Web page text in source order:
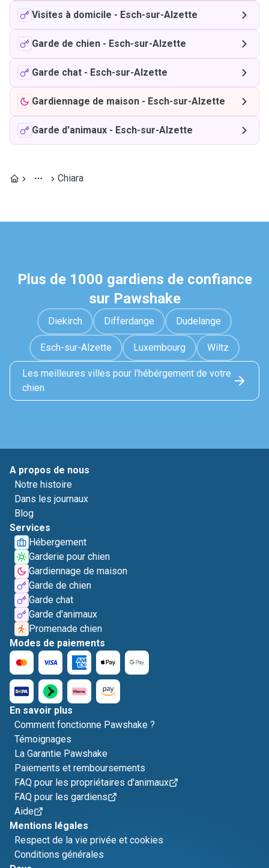
Visites à domicile - Esch-sur-Alzette
Garde de chien - Esch-sur-Alzette
Garde chat - Esch-sur-Alzette
Gardiennage de maison - Esch-sur-Alzette
Garde d'animaux - Esch-sur-Alzette
Chiara
Plus de 1000 gardiens de confiance
sur Pawshake
Diekirch Differdange Dudelange
Esch-sur-Alzette Luxembourg Wiltz
Les meilleures villes pour l'hébérgement de votre
chien
A propos de nous
Notre histoire
Dans les journaux
Blog
Services
Hébergement
Garderie pour chien
Gardiennage de maison
Garde de chien
Garde chat
Garde d'animaux
Promenade chien
Modes de paiements
En savoir plus
Comment fonctionne Pawshake ?
Témoignages
La Garantie Pawshake
Paiements et remboursements
FAQ pour les propriétaires d'animaux
FAQ pour les gardiens
Aide
Mentions légales
Respect de la vie privée et cookies
Conditions générales